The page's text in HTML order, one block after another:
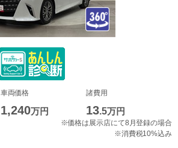
車両価格
1,240万円
諸費用
13.5万円
※価格は展示店にて8月登録の場合
※消費税10%込み